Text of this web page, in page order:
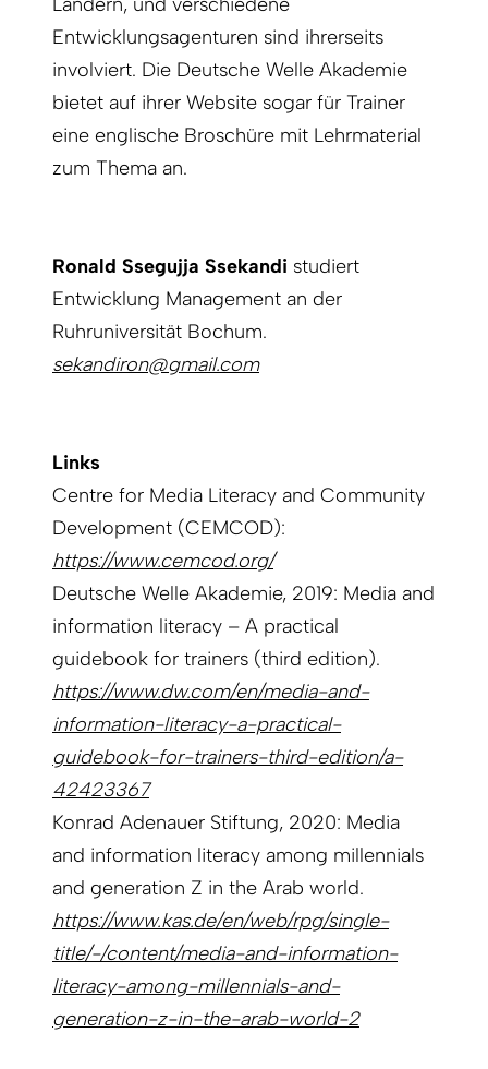
Entwicklungsagenturen sind ihrerseits
involviert. Die Deutsche Welle Akademie
bietet auf ihrer Website sogar für Trainer
eine englische Broschüre mit Lehrmaterial
zum Thema an.
Ronald Ssegujja Ssekandi studiert
Entwicklung Management an der
Ruhruniversität Bochum.
sekandiron@gmail.com
Links
Centre for Media Literacy and Community
Development (CEMCOD):
https://www.cemcod.org/
Deutsche Welle Akademie, 2019: Media and
information literacy – A practical
guidebook for trainers (third edition).
https://www.dw.com/en/media-and-
information-literacy-a-practical-
guidebook-for-trainers-third-edition/a-
42423367
Konrad Adenauer Stiftung, 2020: Media
and information literacy among millennials
and generation Z in the Arab world.
https://www.kas.de/en/web/rpg/single-
title/-/content/media-and-information-
literacy-among-millennials-and-
generation-z-in-the-arab-world-2